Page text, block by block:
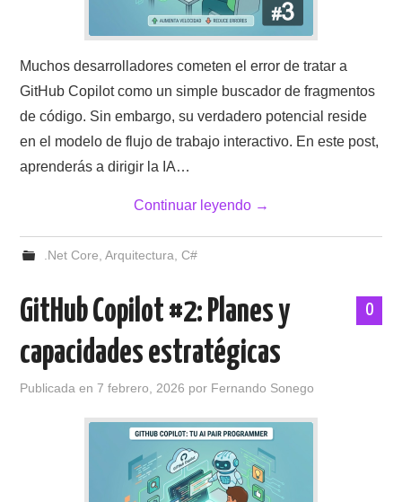
Muchos desarrolladores cometen el error de tratar a
GitHub Copilot como un simple buscador de fragmentos
de código. Sin embargo, su verdadero potencial reside
en el modelo de flujo de trabajo interactivo. En este post,
aprenderás a dirigir la IA…
Continuar leyendo →
.Net Core, Arquitectura, C#
0
GitHub Copilot #2: Planes y
capacidades estratégicas
Publicada en7 febrero, 2026 por Fernando Sonego